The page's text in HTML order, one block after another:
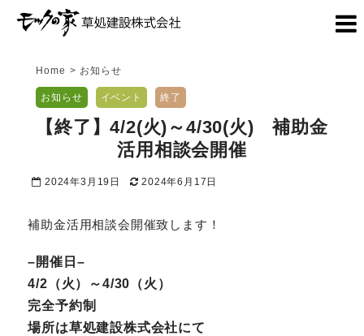
Home > お知らせ
お知らせ イベント 終了
【終了】4/2(火)～4/30(火) 補助金
活用相談会開催
2024年3月19日 2024年6月17日
補助金活用相談会開催致します！
–開催日–
4/2（火）～4/30（火）
完全予約制
場所は草処建設株式会社にて